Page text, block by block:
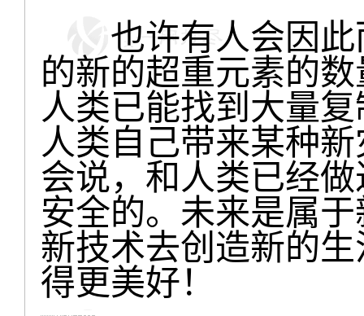
也许有人会因此
的新的超重元素的
人类已能找到大量
人类自己带来某种
会说，和人类已经
安全的。未来是属
新技术去创造新的
得更美好！